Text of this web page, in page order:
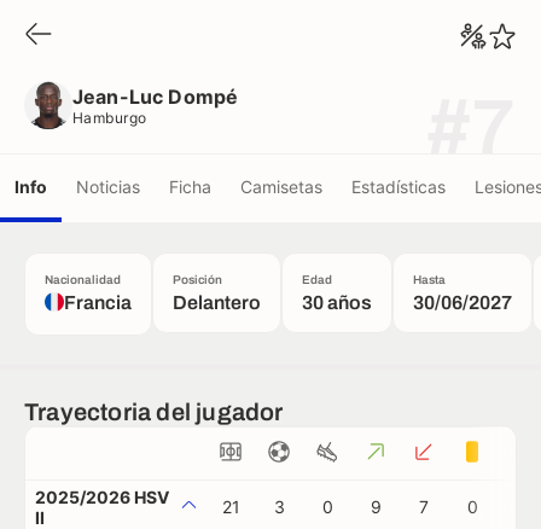
Jean-Luc Dompé
Hamburgo
Info Noticias Ficha Camisetas Estadísticas
Nacionalidad
Francia
Posición
Delantero
Edad
30 años
Hasta
30/06/2027
Trayectoria del jugador
2025/2026 HSV
II
21 3 0 9 7 0